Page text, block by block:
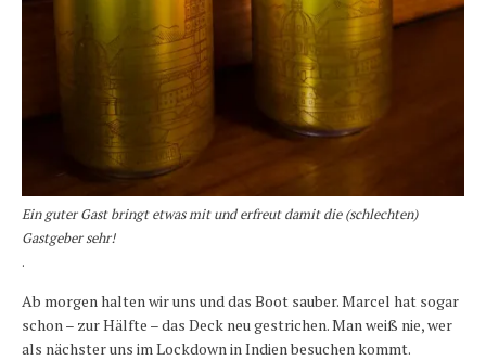
Ein guter Gast bringt etwas mit und erfreut damit die (schlechten)
Gastgeber sehr!
.
Ab morgen halten wir uns und das Boot sauber. Marcel hat sogar
schon – zur Hälfte – das Deck neu gestrichen. Man weiß nie, wer
als nächster uns im Lockdown in Indien besuchen kommt.